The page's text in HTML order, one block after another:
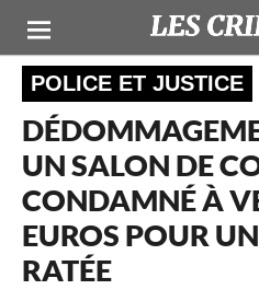
POLICE ET JUSTICE
UN SALON DE
CONDAMNÉ À
EUROS POUR
RATÉE